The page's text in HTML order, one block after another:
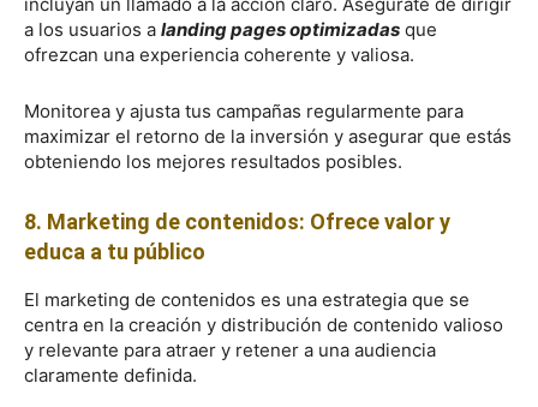
a los usuarios a landing pages optimizadas que
ofrezcan una experiencia coherente y valiosa.
Monitorea y ajusta tus campañas regularmente para
maximizar el retorno de la inversión y asegurar que estás
obteniendo los mejores resultados posibles.
8. Marketing de contenidos: Ofrece valor y
educa a tu público
El marketing de contenidos es una estrategia que se
centra en la creación y distribución de contenido valioso
y relevante para atraer y retener a una audiencia
claramente definida.